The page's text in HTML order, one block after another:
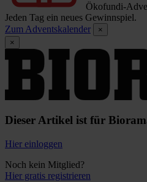
Ökofundi-
Jeden Tag ein neues Gewinnspiel.
Zum Adventskalender
×
×
Dieser Artikel ist für
Hier einloggen
Noch kein Mitglied?
Hier gratis registrieren